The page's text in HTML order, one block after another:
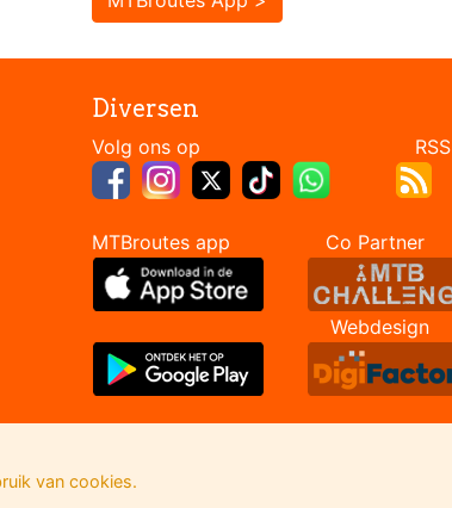
Diversen
Volg ons op RSS
MTBroutes app Co Partner
Webdesign
van cookies.